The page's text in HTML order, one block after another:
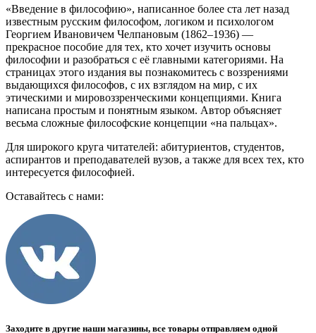
«Введение в философию», написанное более ста лет назад
известным русским философом, логиком и психологом
Георгием Ивановичем Челпановым (1862–1936) —
прекрасное пособие для тех, кто хочет изучить основы
философии и разобраться с её главными категориями. На
страницах этого издания вы познакомитесь с воззрениями
выдающихся философов, с их взглядом на мир, с их
этическими и мировоззренческими концепциями. Книга
написана простым и понятным языком. Автор объясняет
весьма сложные философские концепции «на пальцах».
Для широкого круга читателей: абитуриентов, студентов,
аспирантов и преподавателей вузов, а также для всех тех, кто
интересуется философией.
Оставайтесь с нами:
Заходите в другие наши магазины, все товары отправляем одной